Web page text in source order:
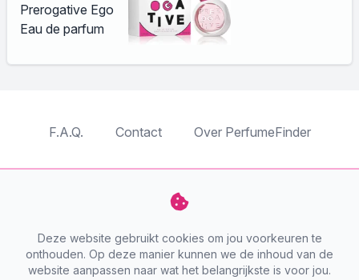
F.A.Q. Contact Over PerfumeFinder
PerfumeFinder
Deze website gebruikt cookies om jou voorkeuren te
onthouden. Op deze manier kunnen we de inhoud van de
website aanpassen naar wat het belangrijkste is voor jou.